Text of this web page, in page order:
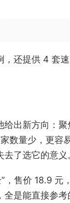
还提供 4 套
出新方向：
量少，更容
了选它的意义
，售价 18.9 元
是能直接参考